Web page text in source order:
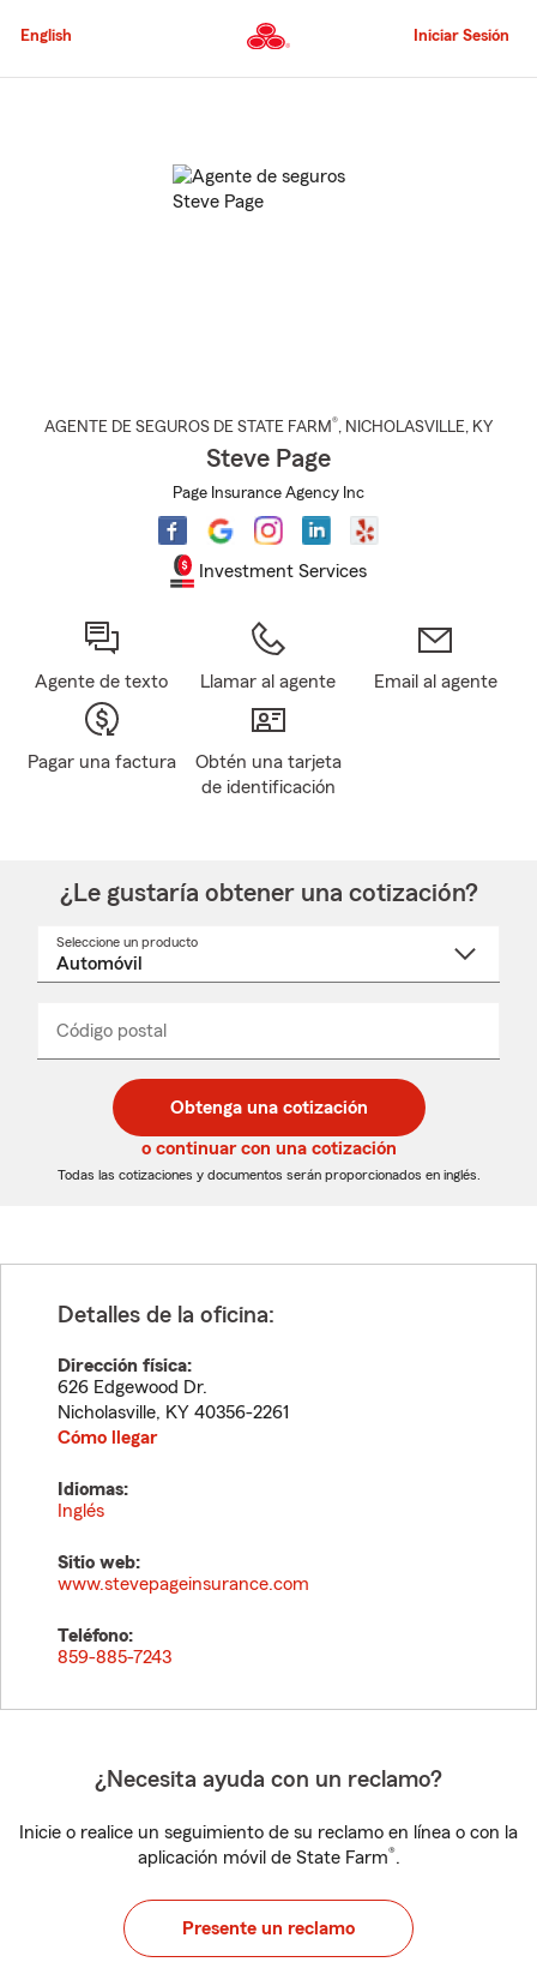
al
principal
English Iniciar Sesión
AGENTE DE SEGUROS DE STATE FARM®, NICHOLASVILLE, KY
Steve Page
Page Insurance Agency Inc
Investment Services
Agente de texto Llamar al agente Email al agente
Pagar una factura
Obtén una tarjeta
de identificación
¿Le gustaría obtener una cotización?
Seleccione un producto
desplegable
Código postal
de
5
dígitos
de
5
dígitos
_____
Obtenga una cotización
o continuar con una cotización
Todas las cotizaciones y documentos serán proporcionados en inglés.
Detalles de la oficina:
Dirección física:
626 Edgewood Dr.
Nicholasville, KY 40356-2261
Cómo llegar
Idiomas:
Inglés
Sitio web:
www.stevepageinsurance.com
Teléfono:
859-885-7243
¿Necesita ayuda con un reclamo?
Inicie o realice un seguimiento de su reclamo en línea o con la
aplicación móvil de State Farm®.
Presente un reclamo